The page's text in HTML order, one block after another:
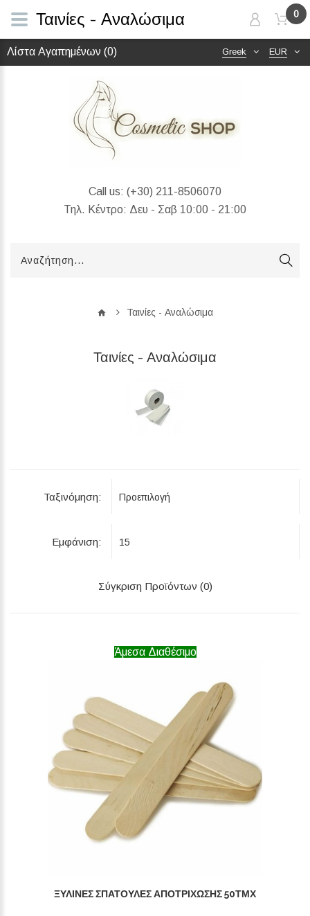
EUR
Greek
Call us: (+30) 211-8506070
Τηλ. Κέντρο: Δευ - Σαβ 10:00 - 21:00
0
Λίστα Αγαπημένων (0)
Ταινίες - Αναλώσιμα
Ταινίες - Αναλώσιμα
Ταξινόμηση:
Εμφάνιση:
Σύγκριση Προϊόντων (0)
Άμεσα Διαθέσιμο
ΞΎΛΙΝΕΣ ΣΠΆΤΟΥΛΕΣ ΑΠΟΤΡΊΧΩΣΗΣ 50ΤΜΧ
Ταινίες - Αναλώσιμα